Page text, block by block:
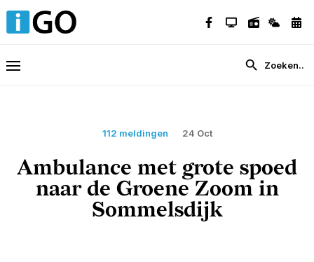
112 meldingen 24 Oct
Ambulance met grote spoed
naar de Groene Zoom in
Sommelsdijk